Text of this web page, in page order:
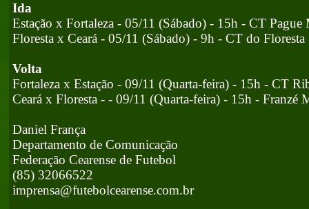
Ida
Estação x Fortaleza - 05/11 (Sábado) - 15h - CT Pague
Floresta x Ceará - 05/11 (Sábado) - 9h - CT do Floresta
Volta
Fortaleza x Estação - 09/11 (Quarta-feira) - 15h - CT
Ceará x Floresta - - 09/11 (Quarta-feira) - 15h - Franzé
Daniel França
Departamento de Comunicação
Federação Cearense de Futebol
(85) 32066522
imprensa@futebolcearense.com.br